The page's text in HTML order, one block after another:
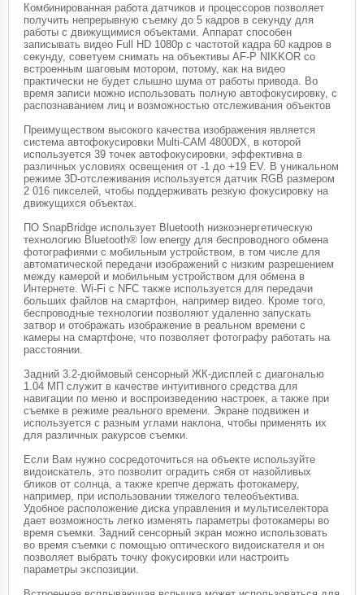
Комбинированная работа датчиков и процессоров позволяет
получить непрерывную съемку до 5 кадров в секунду для
работы с движущимися объектами. Аппарат способен
записывать видео Full HD 1080p с частотой кадра 60 кадров в
секунду, советуем снимать на объективы AF-P NIKKOR со
встроенным шаговым мотором, потому, как на видео
практически не будет слышно шума от работы привода. Во
время записи можно использовать полную автофокусировку, с
распознаванием лиц и возможностью отслеживания объектов
Преимуществом высокого качества изображения является
система автофокусировки Multi-CAM 4800DX, в которой
используется 39 точек автофокусировки, эффективна в
различных условиях освещения от -1 до +19 EV. В уникальном
режиме 3D-отслеживания используется датчик RGB размером
2 016 пикселей, чтобы поддерживать резкую фокусировку на
движущихся объектах.
ПО SnapBridge использует Bluetooth низкоэнергетическую
технологию Bluetooth® low energy для беспроводного обмена
фотографиями с мобильным устройством, в том числе для
автоматической передачи изображений с низким разрешением
между камерой и мобильным устройством для обмена в
Интернете. Wi-Fi с NFC также используется для передачи
больших файлов на смартфон, например видео. Кроме того,
беспроводные технологии позволяют удаленно запускать
затвор и отображать изображение в реальном времени с
камеры на смартфоне, что позволяет фотографу работать на
расстоянии.
Задний 3.2-дюймовый сенсорный ЖК-дисплей с диагональю
1.04 МП служит в качестве интуитивного средства для
навигации по меню и воспроизведению настроек, а также при
съемке в режиме реального времени. Экране подвижен и
используется с разным углами наклона, чтобы применять их
для различных ракурсов съемки.
Если Вам нужно сосредоточиться на объекте используйте
видоискатель, это позволит оградить сябя от назойливых
бликов от солнца, а также крепче держать фотокамеру,
например, при использовании тяжелого телеобъектива.
Удобное расположение диска управления и мультиселектора
дает возможность легко изменять параметры фотокамеры во
время съемки. Задний сенсорный экран можно использовать
во время съемки с помощью оптического видоискателя и он
позволяет выбрать точку фокусировки или настроить
параметры экспозиции.